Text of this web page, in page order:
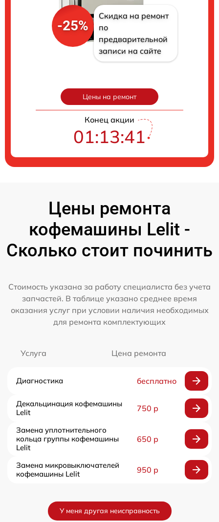
-25%
Скидка на ремонт
по
предварительной
записи на сайте
Цены на ремонт
Конец акции
01:13:40
Цены ремонта
кофемашины Lelit -
Сколько стоит починить
Стоимость указана за работу специалиста без учета
запчастей. В таблице указано среднее время
оказания услуг при условии наличия необходимых
для ремонта комплектующих
Услуга Цена ремонта
Диагностика бесплатно
Декальцинация кофемашины
Lelit
750 р
Замена уплотнительного
кольца группы кофемашины
Lelit
650 р
Замена микровыключателей
кофемашины Lelit
950 р
У меня другая неисправность